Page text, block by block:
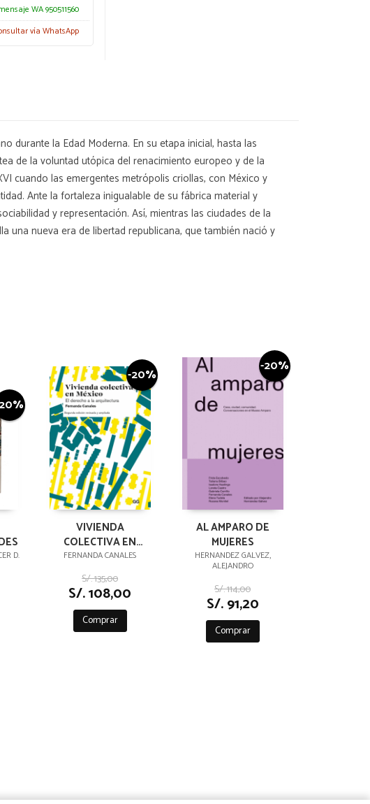
WA 950511560
vía WhatsApp
durante la Edad Moderna. En su etapa inicial, hasta las
de la voluntad utópica del renacimiento europeo y de la
cuando las emergentes metrópolis criollas, con México y
Ante la fortaleza inigualable de su fábrica material y
y representación. Así, mientras las ciudades de la
una nueva era de libertad republicana, que también nació y
D.
-20%
VIVIENDA
COLECTIVA EN
MÉXICO
FERNANDA CANALES
S/. 135,00
S/. 108,00
Comprar
-20%
AL AMPARO DE
MUJERES
HERNANDEZ GALVEZ,
ALEJANDRO
S/. 114,00
S/. 91,20
Comprar